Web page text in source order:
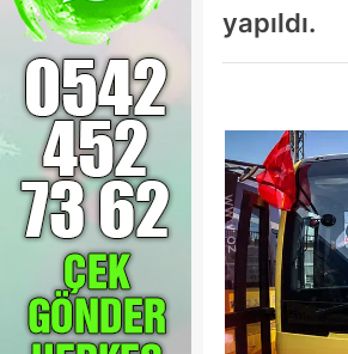
yapıldı.